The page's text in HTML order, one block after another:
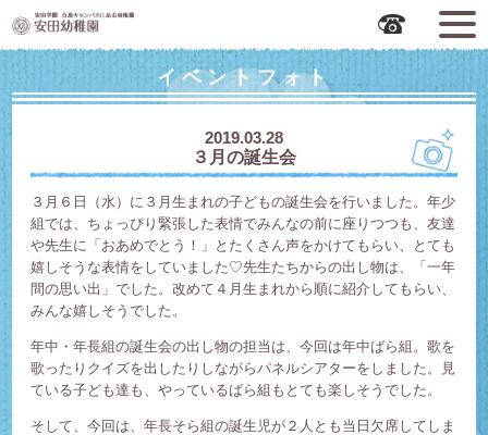
広島市中区の安田幼稚園
イベントフォト
2019.03.28
３月の誕生会
３月６日（水）に３月生まれの子どもの誕生会を行いました。年少
組では、ちょっぴり緊張した表情でみんなの前に座りつつも、友達
や先生に「おあめでとう！」とたくさん声をかけてもらい、とても
嬉しそうな表情をしていました♡先生たちからの出し物は、「一年
間の思い出」でした。改めて４月生まれから順に紹介してもらい、
みんな嬉しそうでした。
年中・年長組の誕生会の出し物の担当は、今回は年中ばら組。歌を
歌ったりクイズを出したりしながらパネルシアターをしました。見
ている子ども達も、やっているばら組もとても楽しそうでした。
そして、今回は、年長そら組の誕生児が２人とも当日欠席してしま